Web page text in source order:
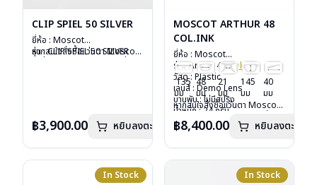
CLIP SPIEL 50 SILVER
ยี่ห้อ : Moscot
รุ่น : CLIP SPIEL 50 SILVER
การรับประกัน : 1 ปี
หากสนใจสั่งชื้อแว่นตา Moscot
฿3,900.00 หยิบลงตะกร้า
MOSCOT ARTHUR 48
COL.INK
ยี่ห้อ : Moscot
รุ่น : Arthur 48Col.ink
วัสดุ : Plastic
เลนส์ : Demo Lens
บานพับ : ไม่มีสปริง
น้ำหนัก : 24 กรัม
อุปกรณ์ : กล่องแว่น, กล่อง
กระดาษ, ผ้าเช็ดแว่น
การรับประกัน : 1 ปี
135
มม
48
มม
21
มม
145
มม
40
มม
หากสนใจสั่งชื้อแว่นตา Moscot
ลงไว้กรุณาติดต่อเราคลิก
฿8,400.00 หยิบลงตะกร้า
In Stock In Stock